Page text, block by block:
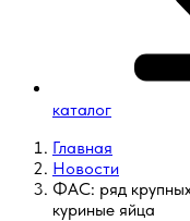
каталог
Главная
Новости
ФАС: ряд
куриные яйца